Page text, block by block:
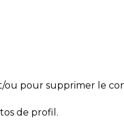
ou pour supprimer le
de profil.